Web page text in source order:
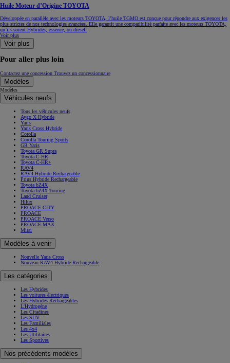
Huile Moteur d’Origine TOYOTA
Développée en parallèle avec les moteurs TOYOTA, l’huile TGMO est conçue pour répondre aux exigences les
plus strictes de nos technologies avancées. Elle garantit une compatibilité parfaite avec les moteurs TOYOTA,
qu’ils soient Hybrides, essence, ou diesel.
Voir plus
Voir plus
Pour aller plus loin
Contactez une concession Trouvez un concessionnaire
Modèles
Modèles
Véhicules neufs
Tous les véhicules neufs
Aygo X Hybride
Yaris
Yaris Cross Hybride
Corolla
Corolla Touring Sports
GR Yaris
Toyota GR Supra
Toyota C-HR
Toyota C-HR+
RAV4
RAV4 Hybride Rechargeable
Prius Hybride Rechargeable
Toyota bZ4X
Toyota bZ4X Touring
Land Cruiser
Hilux
PROACE CITY
PROACE
PROACE Verso
PROACE MAX
Mirai
Modèles à venir
Nouvelle Yaris Cross
Nouveau RAV4 Hybride Rechargeable
Les catégories
Les Hybrides
Les voitures électriques
Les Hybrides Rechargeables
L'Hydrogène
Les Citadines
Les SUV
Les Familiales
Les 4x4
Les Utilitaires
Les Sportives
Nos précédents modèles